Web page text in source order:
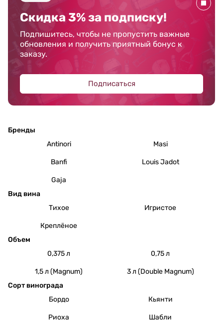
Скидка 3% за подписку!
Подпишитесь, чтобы не пропустить важные
обновления и получить приятный бонус к
заказу.
Подписаться
Бренды
Antinori
Masi
Banfi Louis Jadot
Gaja
Вид вина
Тихое
Игристое
Креплёное
Объем
0,375 л
0,75 л
1,5 л (Magnum)
3 л (Double Magnum)
Сорт винограда
Бордо
Кьянти
Риоха Шабли